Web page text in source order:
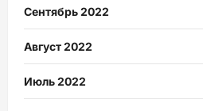
Сентябрь 2022
Август 2022
Июль 2022